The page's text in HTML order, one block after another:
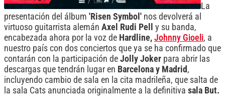
La
presentación del álbum 'Risen Symbol' nos devolverá al
virtuoso guitarrista alemán Axel Rudi Pell
y su banda,
encabezada ahora por la voz de Hardline, Johnny Gioeli, a
nuestro país con dos conciertos que ya se ha confirmado que
contarán con la participación de Jolly Joker para abrir las
descargas que tendrán lugar en Barcelona y Madrid ,
incluyendo cambio de sala en la cita madrileña, que salta de
la sala Cats anunciada originalmente a la definitiva sala But.